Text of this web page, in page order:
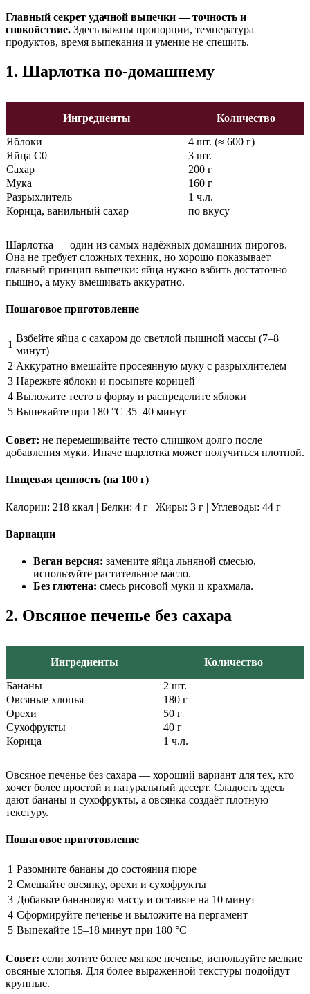
Главный секрет удачной выпечки — точность и
спокойствие. Здесь важны пропорции, температура
продуктов, время выпекания и умение не спешить.
1. Шарлотка по-домашнему
Ингредиенты
Количество
Яблоки
4 шт. (≈ 600 г)
Яйца С0
3 шт.
Сахар
200 г
Мука
160 г
Разрыхлитель
1 ч.л.
Корица, ванильный сахар
по вкусу
Шарлотка — один из самых надёжных домашних пирогов.
Она не требует сложных техник, но хорошо показывает
главный принцип выпечки: яйца нужно взбить достаточно
пышно, а муку вмешивать аккуратно.
Пошаговое приготовление
1
Взбейте яйца с сахаром до светлой пышной массы (7–8
минут)
2 Аккуратно вмешайте просеянную муку с разрыхлителем
3 Нарежьте яблоки и посыпьте корицей
4 Выложите тесто в форму и распределите яблоки
5 Выпекайте при 180 °C 35–40 минут
Совет: не перемешивайте тесто слишком долго после
добавления муки. Иначе шарлотка может получиться плотной.
Пищевая ценность (на 100 г)
Калории: 218 ккал | Белки: 4 г | Жиры: 3 г | Углеводы: 44 г
Вариации
Веган версия: замените яйца льняной смесью,
используйте растительное масло.
Без глютена: смесь рисовой муки и крахмала.
2. Овсяное печенье без сахара
Ингредиенты
Количество
Бананы
2 шт.
Овсяные хлопья
180 г
Орехи
50 г
Сухофрукты
40 г
Корица
1 ч.л.
Овсяное печенье без сахара — хороший вариант для тех, кто
хочет более простой и натуральный десерт. Сладость здесь
дают бананы и сухофрукты, а овсянка создаёт плотную
текстуру.
Пошаговое приготовление
1 Разомните бананы до состояния пюре
2 Смешайте овсянку, орехи и сухофрукты
3 Добавьте банановую массу и оставьте на 10 минут
4 Сформируйте печенье и выложите на пергамент
5 Выпекайте 15–18 минут при 180 °C
Совет: если хотите более мягкое печенье, используйте мелкие
овсяные хлопья. Для более выраженной текстуры подойдут
крупные.